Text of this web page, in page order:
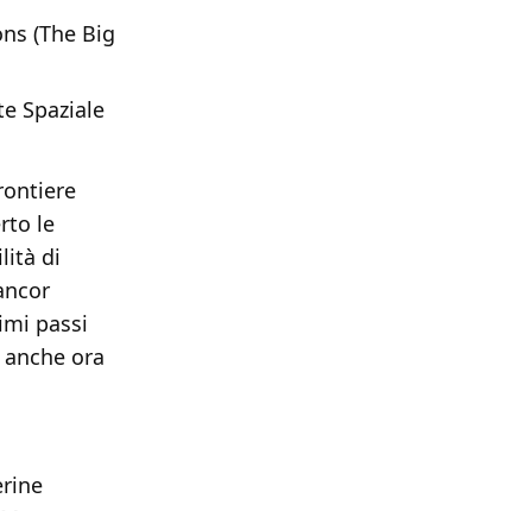
(The Big
Spaziale
le
di
passi
ora